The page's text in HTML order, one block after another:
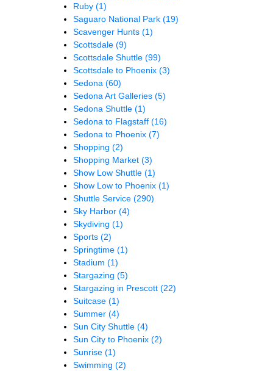
Ruby (1)
Saguaro National Park (19)
Scavenger Hunts (1)
Scottsdale (9)
Scottsdale Shuttle (99)
Scottsdale to Phoenix (3)
Sedona (60)
Sedona Art Galleries (5)
Sedona Shuttle (1)
Sedona to Flagstaff (16)
Sedona to Phoenix (7)
Shopping (2)
Shopping Market (3)
Show Low Shuttle (1)
Show Low to Phoenix (1)
Shuttle Service (290)
Sky Harbor (4)
Skydiving (1)
Sports (2)
Springtime (1)
Stadium (1)
Stargazing (5)
Stargazing in Prescott (22)
Suitcase (1)
Summer (4)
Sun City Shuttle (4)
Sun City to Phoenix (2)
Sunrise (1)
Swimming (2)